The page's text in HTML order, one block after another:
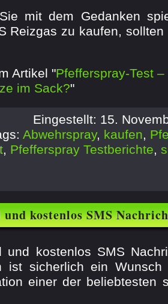
mit dem Gedanken
Reizgas zu kaufen,
Artikel "Pfefferspray-Test
im Sack?"
Eingestellt: 15.
Abwehrspray, kaufen,
, Pfefferspray Testberichte,
und kostenlos SMS
und kostenlos SMS
ist sicherlich ein
einer der beliebtesten